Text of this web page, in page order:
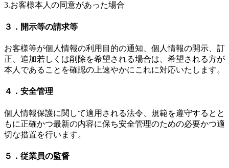
3.お客様本人の同意があった場合
３．開示等の請求等
お客様等が個人情報の利用目的の通知、個人情報の開示、訂
正、追加若しくは削除を希望される場合は、希望される方が
本人であることを確認の上速やかにこれに対応いたします。
４．安全管理
個人情報保護に関して適用される法令、規範を遵守するとと
もに正確かつ最新の内容に保ち安全管理のための必要かつ適
切な措置を行います。
５．従業員の監督